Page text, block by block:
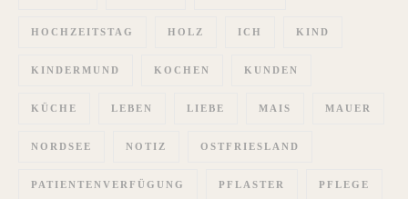
HOCHZEITSTAG HOLZ ICH KIND
KINDERMUND KOCHEN KUNDEN
KÜCHE LEBEN LIEBE MAIS MAUER
NORDSEE NOTIZ OSTFRIESLAND
PATIENTENVERFÜGUNG PFLASTER PFLEGE